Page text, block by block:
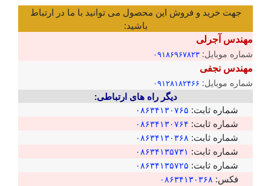
جهت خرید و فروش این محصول می توانید با ما در ارتباط
باشید:
مهندس آجرلی
شماره موبایل: ۰۹۱۸۶۹۶۷۸۲۳
مهندس نجفی
شماره موبایل: ۰۹۱۲۸۱۸۲۴۶۶
دیگر راه های ارتباطی:
شماره ثابت: ۰۸۶۳۴۱۳۰۷۶۵
شماره ثابت: ۰۸۶۳۴۱۳۰۷۶۴
شماره ثابت: ۰۸۶۳۴۱۳۰۳۶۸
شماره ثابت: ۰۸۶۳۴۱۳۵۷۳۱
شماره ثابت: ۰۸۶۳۴۱۳۵۷۲۵
فکس: ۰۸۶۳۴۱۳۰۳۶۸